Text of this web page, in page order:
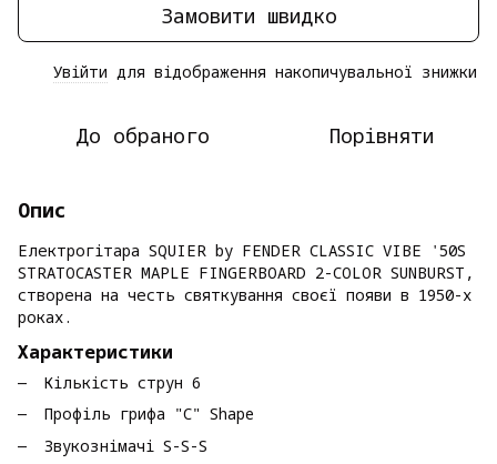
Замовити швидко
Увійти для відображення накопичувальної знижки
До обраного Порівняти
Опис
Електрогітара SQUIER by FENDER CLASSIC VIBE '50S
STRATOCASTER MAPLE FINGERBOARD 2-COLOR SUNBURST,
створена на честь святкування своєї появи в 1950-х
роках.
Характеристики
Кількість струн 6
Профіль грифа "C" Shape
Звукознімачі S-S-S